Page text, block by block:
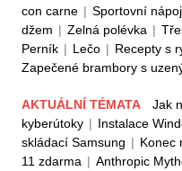
con carne | Sportovní nápoj
džem | Zelná polévka |
Perník | Lečo | Recepty s
Zapečené brambory s
AKTUÁLNÍ TÉMATA Jak
kyberútoky | Instalace
skládací Samsung | Konec
11 zdarma | Anthropic